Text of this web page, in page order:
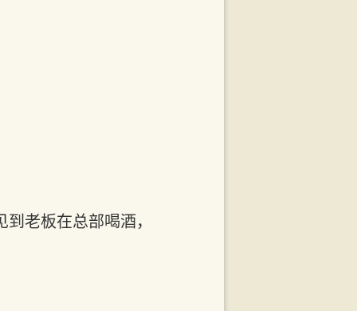
老板在总部喝酒，